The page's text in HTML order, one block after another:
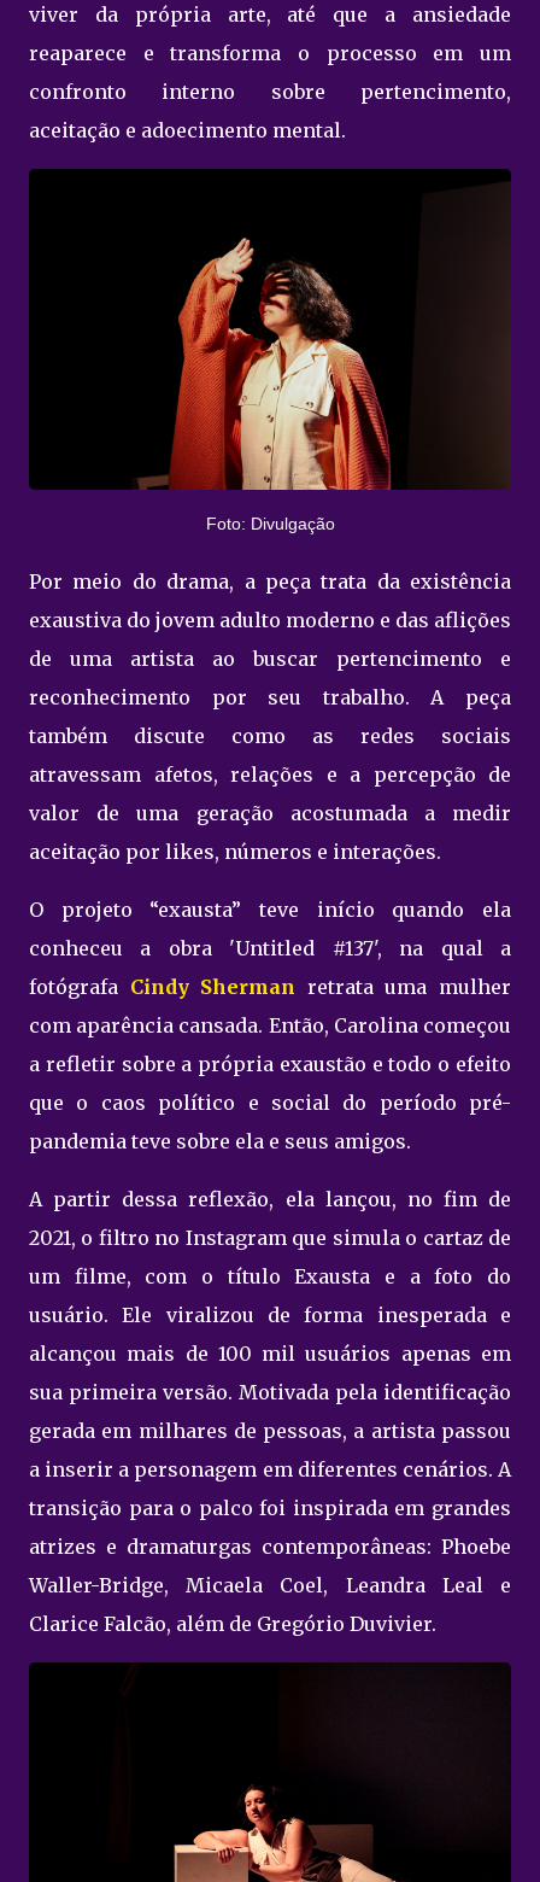
viver da própria arte, até que a ansiedade
reaparece e transforma o processo em um
confronto interno sobre pertencimento,
aceitação e adoecimento mental.
Foto: Divulgação
Por meio do drama, a peça trata da existência
exaustiva do jovem adulto moderno e das aflições
de uma artista ao buscar pertencimento e
reconhecimento por seu trabalho. A peça
também discute como as redes sociais
atravessam afetos, relações e a percepção de
valor de uma geração acostumada a medir
aceitação por likes, números e interações.
O projeto “exausta” teve início quando ela
conheceu a obra 'Untitled #137', na qual a
fotógrafa Cindy Sherman retrata uma mulher
com aparência cansada. Então, Carolina começou
a refletir sobre a própria exaustão e todo o efeito
que o caos político e social do período pré-
pandemia teve sobre ela e seus amigos.
A partir dessa reflexão, ela lançou, no fim de
2021, o filtro no Instagram que simula o cartaz de
um filme, com o título Exausta e a foto do
usuário. Ele viralizou de forma inesperada e
alcançou mais de 100 mil usuários apenas em
sua primeira versão. Motivada pela identificação
gerada em milhares de pessoas, a artista passou
a inserir a personagem em diferentes cenários. A
transição para o palco foi inspirada em grandes
atrizes e dramaturgas contemporâneas: Phoebe
Waller-Bridge, Micaela Coel, Leandra Leal e
Clarice Falcão, além de Gregório Duvivier.